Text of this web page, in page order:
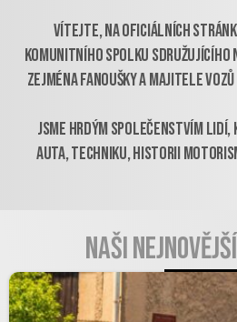
Vítejte, na oficiálních
komunitního spolku sdružujícího
zejména fanoušky a majitele
Jsme hrdým společenstvím
auta, techniku, historii
Naši